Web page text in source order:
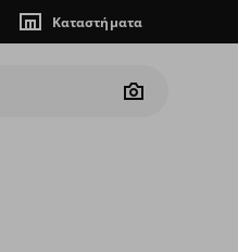
Καταστήματα
Camera